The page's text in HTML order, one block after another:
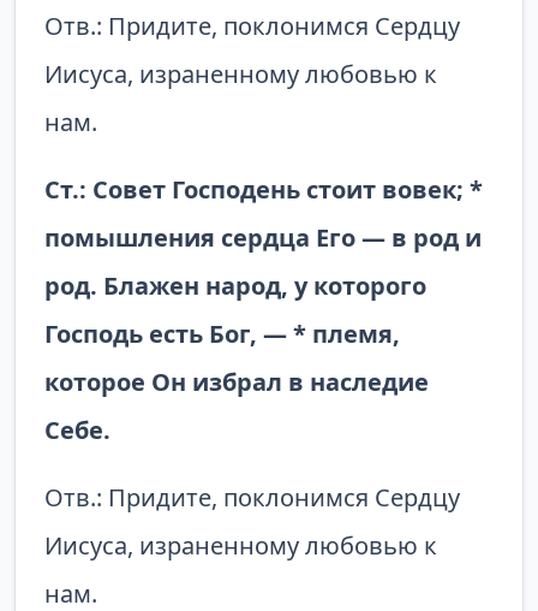
Отв.: Придите, поклонимся Сердцу
Иисуса, израненному любовью к
нам.
Ст.: Совет Господень стоит вовек; *
помыш­ления сердца Его — в род и
род. Блажен народ, у которого
Господь есть Бог, — * племя,
которое Он избрал в наследие
Себе.
Отв.: Придите, поклонимся Сердцу
Иисуса, израненному любовью к
нам.